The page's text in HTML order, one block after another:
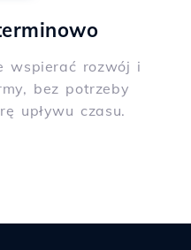
wspierać rozwój i
bez potrzeby
upływu czasu.